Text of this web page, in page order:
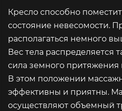
Кресло способно
состояние невесомости.
располагаться немного
Вес тела распределяется
сила земного притяжения
В этом положении
эффективны и приятны.
осуществляют объемный